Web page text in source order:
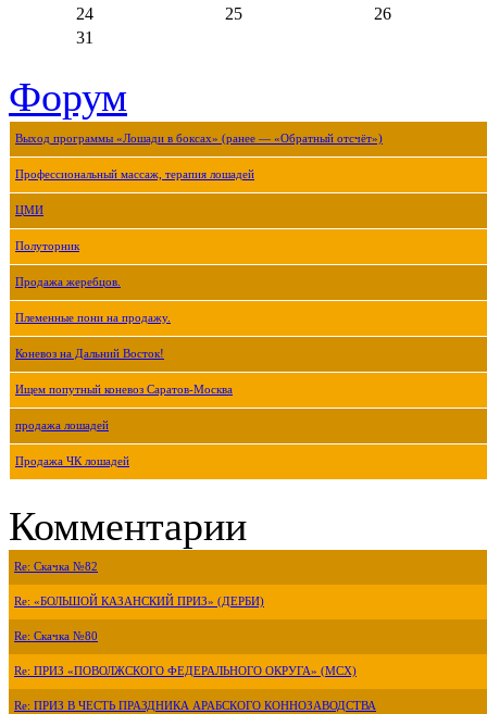
24
25
26
31
Форум
Выход программы «Лошади в боксах» (ранее — «Обратный отсчёт»)
Профессиональный массаж, терапия лошадей
ЦМИ
Полуторник
Продажа жеребцов.
Племенные пони на продажу.
Коневоз на Дальний Восток!
Ищем попутный коневоз Саратов-Москва
продажа лошадей
Продажа ЧК лошадей
Комментарии
Re: Скачка №82
Re: «БОЛЬШОЙ КАЗАНСКИЙ ПРИЗ» (ДЕРБИ)
Re: Скачка №80
Re: ПРИЗ «ПОВОЛЖСКОГО ФЕДЕРАЛЬНОГО ОКРУГА» (МСХ)
Re: ПРИЗ В ЧЕСТЬ ПРАЗДНИКА АРАБСКОГО КОННОЗАВОДСТВА